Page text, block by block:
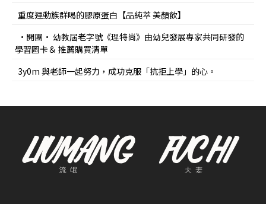
重度運動族群喝的膠原蛋白【品純萃 美顏飲】
•開團• 幼教屆老字號《理特尚》由幼兒發展專家共同研發的
學習圖卡＆ 推薦購買清單
3y0m 與老師一起努力，成功克服「抗拒上學」的心。